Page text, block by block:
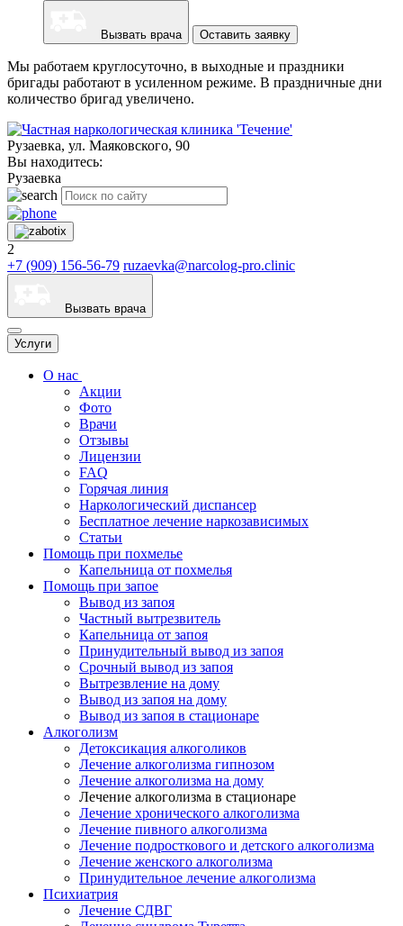
Вызвать врача Оставить заявку
Мы работаем круглосуточно, в выходные и праздники
бригады работают в усиленном режиме. В праздничные дни
количество бригад увеличено.
Рузаевка, ул. Маяковского, 90
Вы находитесь:
Рузаевка
2
+7 (909) 156-56-79 ruzaevka@narcolog-pro.clinic
Вызвать врача
Услуги
О нас
Акции
Фото
Врачи
Отзывы
Лицензии
FAQ
Горячая линия
Наркологический диспансер
Бесплатное лечение наркозависимых
Статьи
Помощь при похмелье
Капельница от похмелья
Помощь при запое
Вывод из запоя
Частный вытрезвитель
Капельница от запоя
Принудительный вывод из запоя
Срочный вывод из запоя
Вытрезвление на дому
Вывод из запоя на дому
Вывод из запоя в стационаре
Алкоголизм
Детоксикация алкоголиков
Лечение алкоголизма гипнозом
Лечение алкоголизма на дому
Лечение алкоголизма в стационаре
Лечение хронического алкоголизма
Лечение пивного алкоголизма
Лечение подросткового и детского алкоголизма
Лечение женского алкоголизма
Принудительное лечение алкоголизма
Психиатрия
Лечение СДВГ